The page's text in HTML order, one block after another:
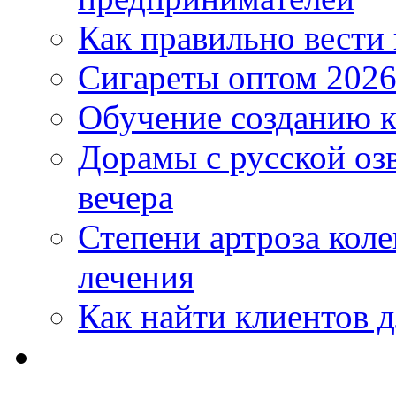
Как правильно
Сигареты оптом
Обучение созданию
Дорамы с русской
вечера
Степени артроза
лечения
Как найти клиентов